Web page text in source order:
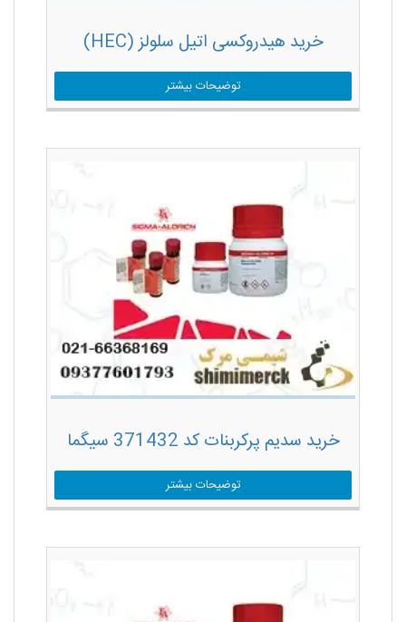
خرید هیدروکسی اتیل سلولز (HEC)
توضیحات بیشتر
خرید سدیم پرکربنات کد 371432 سیگما
توضیحات بیشتر